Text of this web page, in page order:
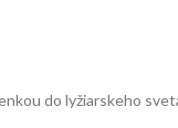
do lyžiarskeho